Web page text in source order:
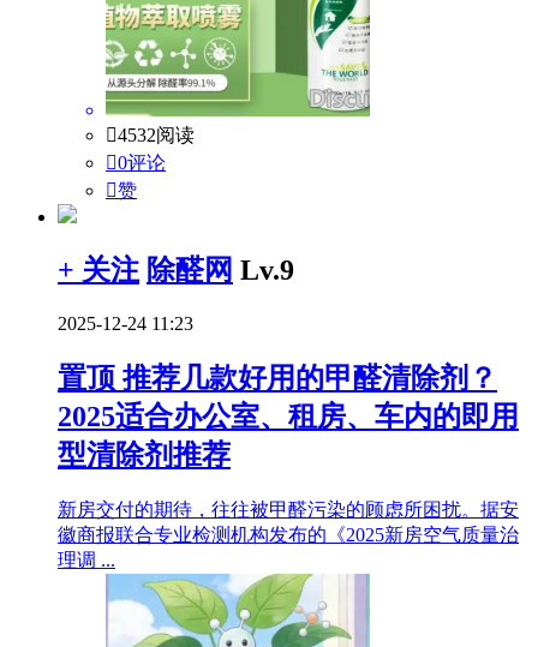
4532阅读
0评论
赞
+ 关注 除醛网 Lv.9
2025-12-24 11:23
置顶 推荐几款好用的甲醛清除剂？
2025适合办公室、租房、车内的即用
型清除剂推荐
新房交付的期待，往往被甲醛污染的顾虑所困扰。据安
徽商报联合专业检测机构发布的《2025新房空气质量治
理调 ...